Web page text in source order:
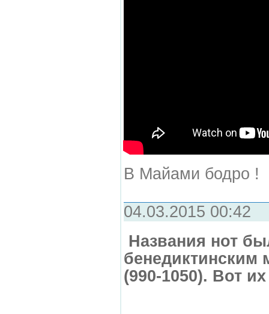
В Майами бодро !
04.03.2015 00:42
Названия нот
бенедиктинским
(990-1050). Вот